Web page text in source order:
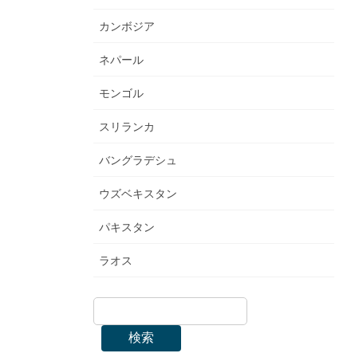
カンボジア
ネパール
モンゴル
スリランカ
バングラデシュ
ウズベキスタン
パキスタン
ラオス
検索